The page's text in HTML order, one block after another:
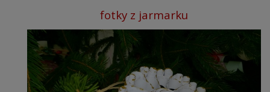
fotky z jarmarku